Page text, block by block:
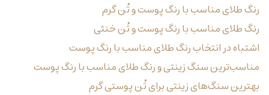
رنگ طلای مناسب با رنگ پوست و تُن گرم
رنگ طلای مناسب با رنگ پوست و تُن خنثی
اشتباه در انتخاب رنگ طلای مناسب با رنگ پوست
مناسب‌ترین سنگ زینتی و رنگ طلای مناسب با رنگ پوست
بهترین سنگ‌های زینتی برای تُن پوستی گرم